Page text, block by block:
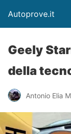
Autoprove.it
Geely
della
Antonio Elia